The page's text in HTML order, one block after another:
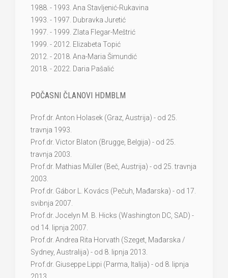
1988. - 1993. Ana Stavljenić-Rukavina
1993. - 1997. Dubravka Juretić
1997. - 1999. Zlata Flegar-Meštrić
1999. - 2012. Elizabeta Topić
2012. - 2018. Ana-Maria Šimundić
2018. - 2022. Daria Pašalić
POČASNI ČLANOVI HDMBLM
Prof.dr. Anton Holasek (Graz, Austrija) - od 25.
travnja 1993.
Prof.dr. Victor Blaton (Brugge, Belgija) - od 25.
travnja 2003.
Prof.dr. Mathias Müller (Beč, Austrija) - od 25. travnja
2003.
Prof.dr. Gábor L. Kovács (Pečuh, Mađarska) - od 17.
svibnja 2007.
Prof.dr. Jocelyn M. B. Hicks (Washington DC, SAD) -
od 14. lipnja 2007.
Prof.dr. Andrea Rita Horvath (Szeget, Mađarska /
Sydney, Australija) - od 8. lipnja 2013.
Prof.dr. Giuseppe Lippi (Parma, Italija) - od 8. lipnja